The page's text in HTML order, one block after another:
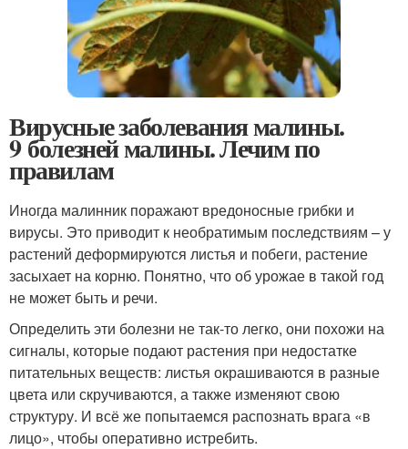
Вирусные заболевания малины.
9 болезней малины. Лечим по
правилам
Иногда малинник поражают вредоносные грибки и
вирусы. Это приводит к необратимым последствиям – у
растений деформируются листья и побеги, растение
засыхает на корню. Понятно, что об урожае в такой год
не может быть и речи.
Определить эти болезни не так-то легко, они похожи на
сигналы, которые подают растения при недостатке
питательных веществ: листья окрашиваются в разные
цвета или скручиваются, а также изменяют свою
структуру. И всё же попытаемся распознать врага «в
лицо», чтобы оперативно истребить.